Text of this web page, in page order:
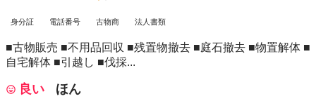
身分証 電話番号 古物商 法人書類
■古物販売 ■不用品回収 ■残置物撤去 ■庭石撤去 ■物置解体 ■
自宅解体 ■引越し ■伐採...
良い ほん